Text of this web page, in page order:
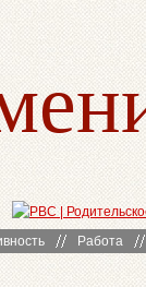
Работа